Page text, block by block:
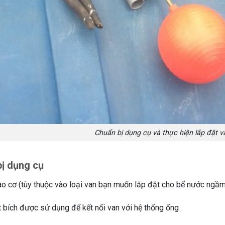
Chuẩn bị dụng cụ và thực hiện lắp đặt
dụng cụ
cơ (tùy thuộc vào loại van bạn muốn lắp đặt cho bể nước
bích được sử dụng để kết nối van với hệ thống ống